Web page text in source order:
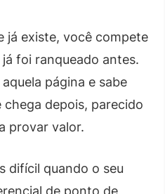
já existe, você compete
foi ranqueado antes.
página e sabe
chega depois, parecido
provar valor.
difícil quando o seu
de ponto de